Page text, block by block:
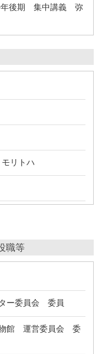
年後期 集中講義 弥
リトハ
職等
ー委員会 委員
館 運営委員会 委